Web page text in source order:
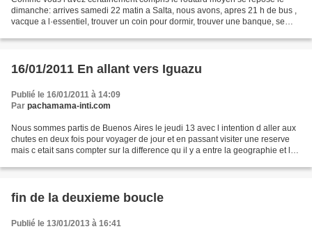
dimanche: arrives samedi 22 matin a Salta, nous avons, apres 21 h de bus ,
vacque a l·essentiel, trouver un coin pour dormir, trouver une banque, se
16/01/2011 En allant vers Iguazu
Publié le 16/01/2011 à 14:09
Par pachamama-inti.com
Nous sommes partis de Buenos Aires le jeudi 13 avec l intention d aller aux
chutes en deux fois pour voyager de jour et en passant visiter une reserve
mais c etait sans compter sur la difference qu il y a entre la geographie et la
fin de la deuxieme boucle
Publié le 13/01/2013 à 16:41